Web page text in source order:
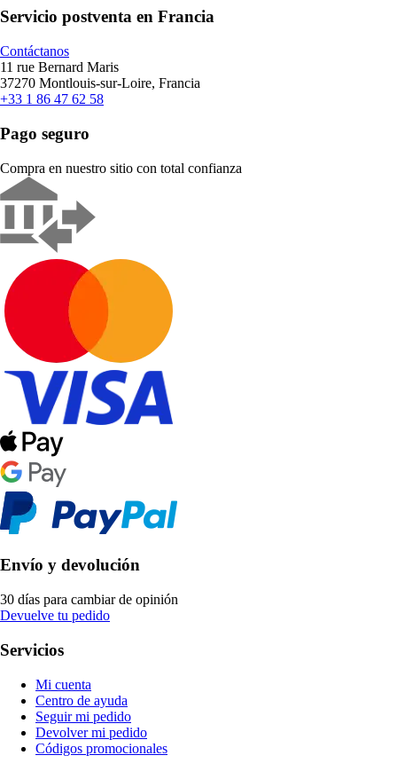
Servicio postventa en Francia
Contáctanos
11 rue Bernard Maris
37270 Montlouis-sur-Loire, Francia
+33 1 86 47 62 58
Pago seguro
Compra en nuestro sitio con total confianza
Envío y devolución
30 días para cambiar de opinión
Devuelve tu pedido
Servicios
Mi cuenta
Centro de ayuda
Seguir mi pedido
Devolver mi pedido
Códigos promocionales